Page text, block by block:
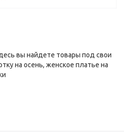
вы найдете товары под свои
на осень, женское платье на